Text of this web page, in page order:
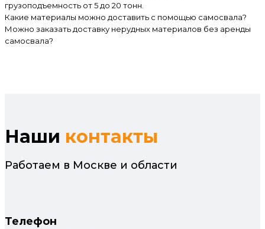
грузоподъемность от 5 до 20 тонн.
Какие материалы можно доставить с помощью самосвала?
Можно заказать доставку нерудных материалов без аренды
самосвала?
Наши контакты
Работаем в Москве и области
Телефон